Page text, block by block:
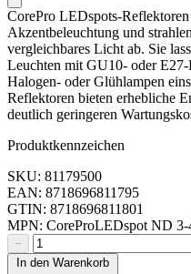
CorePro LEDspots-
Akzentbeleuchtung und
vergleichbares Licht ab. Sie
Leuchten mit GU10- oder
Halogen- oder Glühlampen
Reflektoren bieten erhebliche
deutlich geringeren
Produktkennzeichen
SKU: 81179500
EAN: 8718696811795
GTIN: 8718696811801
MPN: CoreProLEDspot ND
−
In den Warenkorb